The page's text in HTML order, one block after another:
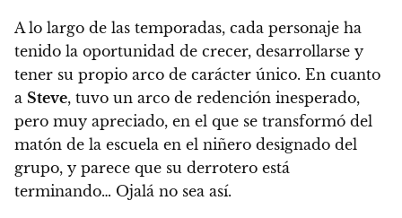
A lo largo de las temporadas, cada personaje ha
tenido la oportunidad de crecer, desarrollarse y
tener su propio arco de carácter único. En cuanto
a Steve, tuvo un arco de redención inesperado,
pero muy apreciado, en el que se transformó del
matón de la escuela en el niñero designado del
grupo, y parece que su derrotero está
terminando… Ojalá no sea así.